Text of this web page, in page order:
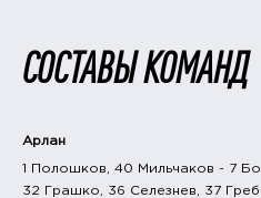
СОСТАВЫ КОМАНД
Арлан
1 Полошков, 40 Мильчаков - 7
32 Грашко, 36 Селезнев, 37